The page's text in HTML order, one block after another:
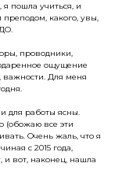
я пошла учиться, и
преподом, какого, увы,
проводники,
ощущение
важности. Для меня
для работы ясны.
(обожаю все эти
Очень жаль, что я
с 2015 года,
и вот, наконец, нашла